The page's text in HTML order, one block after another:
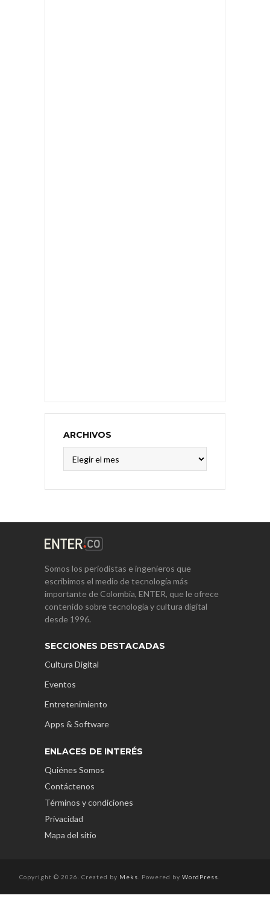
ARCHIVOS
Somos los periodistas e ingenieros que
escribimos el medio de tecnología más
importante de Colombia, ENTER, que le ofrece
contenido sobre tecnología y cultura digital
desde 1996.
SECCIONES DESTACADAS
Cultura Digital
Eventos
Entretenimiento
Apps & Software
ENLACES DE INTERÉS
Quiénes Somos
Contáctenos
Términos y condiciones
Privacidad
Mapa del sitio
Copyright © 2026. Created by Meks . Powered by WordPress